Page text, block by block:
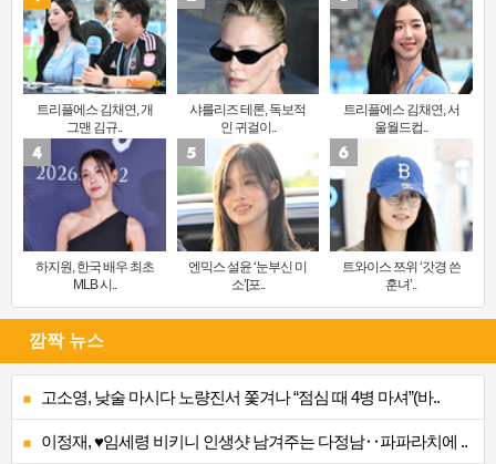
트리플에스 김채연, 개
그맨 김규..
샤를리즈 테론, 독보적
인 귀걸이..
트리플에스 김채연, 서
울월드컵..
하지원, 한국 배우 최초
MLB 시..
엔믹스 설윤 ‘눈부신 미
소’[포..
트와이스 쯔위 ‘갓경 쓴
훈녀’..
깜짝 뉴스
고소영, 낮술 마시다 노량진서 쫓겨나 “점심 때 4병 마셔”(바..
이정재, ♥임세령 비키니 인생샷 남겨주는 다정남‥파파라치에 ..